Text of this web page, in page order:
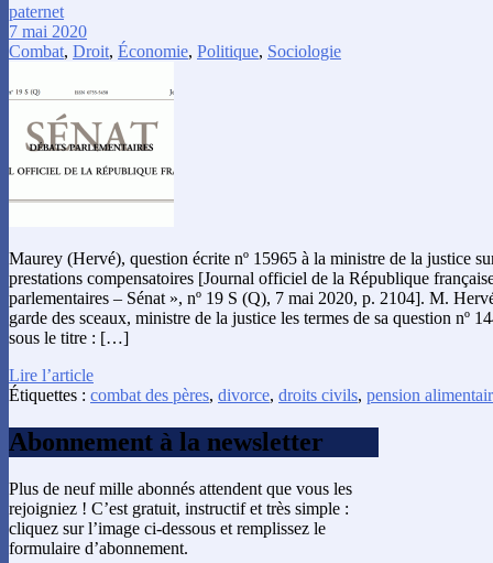
paternet
7 mai 2020
Combat, Droit, Économie, Politique, Sociologie
Maurey (Hervé), question écrite nº 15965 à la ministre de la justice
prestations compensatoires [Journal officiel de la République
parlementaires – Sénat », nº 19 S (Q), 7 mai 2020, p. 2104]. M.
garde des sceaux, ministre de la justice les termes de sa question nº
sous le titre : […]
Lire l’article
Étiquettes : combat des pères, divorce, droits civils, pension
Abonnement à la newsletter
Plus de neuf mille abonnés attendent que vous les
rejoigniez ! C’est gratuit, instructif et très simple :
cliquez sur l’image ci-dessous et remplissez le
formulaire d’abonnement.